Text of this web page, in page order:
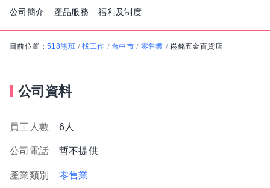
公司簡介 產品服務 福利及制度
目前位置： 518熊班 / 找工作 / 台中市 / 零售業 / 崧銘五金百貨店
公司資料
員工人數 6人
公司電話 暫不提供
產業類別 零售業